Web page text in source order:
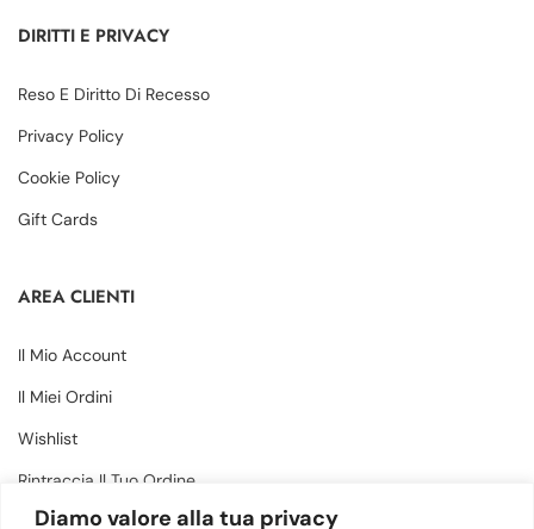
Diamo valore alla tua privacy
DIRITTI E PRIVACY
Reso E Diritto Di Recesso
Privacy Policy
Cookie Policy
Gift Cards
AREA CLIENTI
Il Mio Account
Il Miei Ordini
Wishlist
Rintraccia Il Tuo Ordine